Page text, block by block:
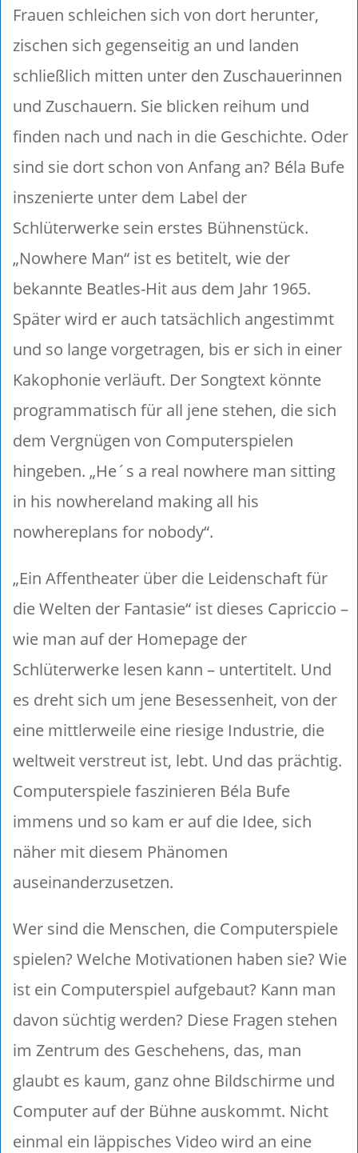
Frauen schleichen sich von dort herunter,
zischen sich gegenseitig an und landen
schließlich mitten unter den Zuschauerinnen
und Zuschauern. Sie blicken reihum und
finden nach und nach in die Geschichte. Oder
sind sie dort schon von Anfang an? Béla Bufe
inszenierte unter dem Label der
Schlüterwerke sein erstes Bühnenstück.
„Nowhere Man“ ist es betitelt, wie der
bekannte Beatles-Hit aus dem Jahr 1965.
Später wird er auch tatsächlich angestimmt
und so lange vorgetragen, bis er sich in einer
Kakophonie verläuft. Der Songtext könnte
programmatisch für all jene stehen, die sich
dem Vergnügen von Computerspielen
hingeben. „He´s a real nowhere man sitting
in his nowhereland making all his
nowhereplans for nobody“.
„Ein Affentheater über die Leidenschaft für
die Welten der Fantasie“ ist dieses Capriccio –
wie man auf der Homepage der
Schlüterwerke lesen kann – untertitelt. Und
es dreht sich um jene Besessenheit, von der
eine mittlerweile eine riesige Industrie, die
weltweit verstreut ist, lebt. Und das prächtig.
Computerspiele faszinieren Béla Bufe
immens und so kam er auf die Idee, sich
näher mit diesem Phänomen
auseinanderzusetzen.
Wer sind die Menschen, die Computerspiele
spielen? Welche Motivationen haben sie? Wie
ist ein Computerspiel aufgebaut? Kann man
davon süchtig werden? Diese Fragen stehen
im Zentrum des Geschehens, das, man
glaubt es kaum, ganz ohne Bildschirme und
Computer auf der Bühne auskommt. Nicht
einmal ein läppisches Video wird an eine